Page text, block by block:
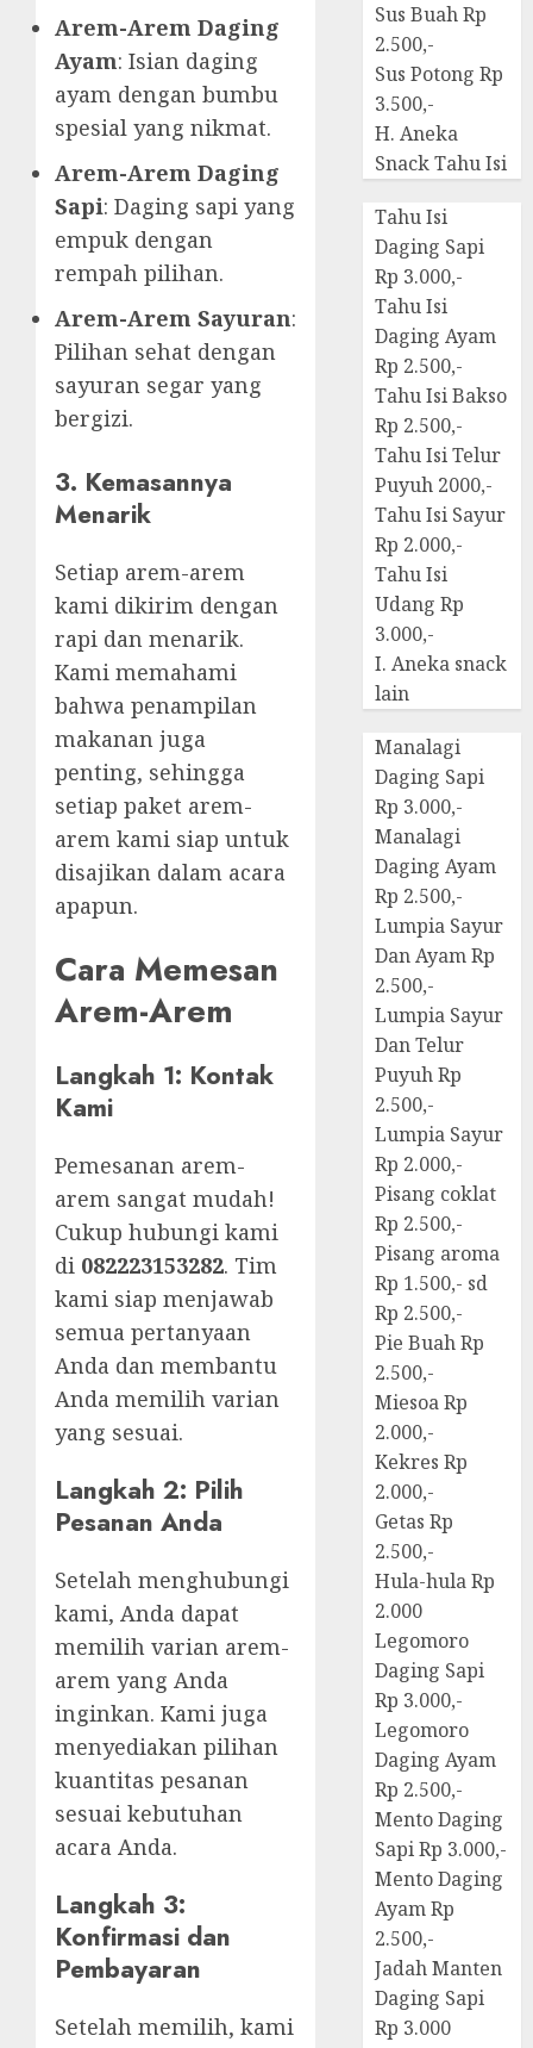
Arem-Arem Daging
Ayam: Isian daging
ayam dengan bumbu
spesial yang nikmat.
Arem-Arem Daging
Sapi: Daging sapi yang
empuk dengan
rempah pilihan.
Arem-Arem Sayuran:
Pilihan sehat dengan
sayuran segar yang
bergizi.
3. Kemasannya
Menarik
Setiap arem-arem
kami dikirim dengan
rapi dan menarik.
Kami memahami
bahwa penampilan
makanan juga
penting, sehingga
setiap paket arem-
arem kami siap untuk
disajikan dalam acara
apapun.
Cara Memesan
Arem-Arem
Langkah 1: Kontak
Kami
Pemesanan arem-
arem sangat mudah!
Cukup hubungi kami
di 082223153282. Tim
kami siap menjawab
semua pertanyaan
Anda dan membantu
Anda memilih varian
yang sesuai.
Langkah 2: Pilih
Pesanan Anda
Setelah menghubungi
kami, Anda dapat
memilih varian arem-
arem yang Anda
inginkan. Kami juga
menyediakan pilihan
kuantitas pesanan
sesuai kebutuhan
acara Anda.
Langkah 3:
Konfirmasi dan
Pembayaran
Setelah memilih, kami
Sus Buah Rp
2.500,-
Sus Potong Rp
3.500,-
H. Aneka
Snack Tahu Isi
Tahu Isi
Daging Sapi
Rp 3.000,-
Tahu Isi
Daging Ayam
Rp 2.500,-
Tahu Isi Bakso
Rp 2.500,-
Tahu Isi Telur
Puyuh 2000,-
Tahu Isi Sayur
Rp 2.000,-
Tahu Isi
Udang Rp
3.000,-
I. Aneka snack
lain
Manalagi
Daging Sapi
Rp 3.000,-
Manalagi
Daging Ayam
Rp 2.500,-
Lumpia Sayur
Dan Ayam Rp
2.500,-
Lumpia Sayur
Dan Telur
Puyuh Rp
2.500,-
Lumpia Sayur
Rp 2.000,-
Pisang coklat
Rp 2.500,-
Pisang aroma
Rp 1.500,- sd
Rp 2.500,-
Pie Buah Rp
2.500,-
Miesoa Rp
2.000,-
Kekres Rp
2.000,-
Getas Rp
2.500,-
Hula-hula Rp
2.000
Legomoro
Daging Sapi
Rp 3.000,-
Legomoro
Daging Ayam
Rp 2.500,-
Mento Daging
Sapi Rp 3.000,-
Mento Daging
Ayam Rp
2.500,-
Jadah Manten
Daging Sapi
Rp 3.000